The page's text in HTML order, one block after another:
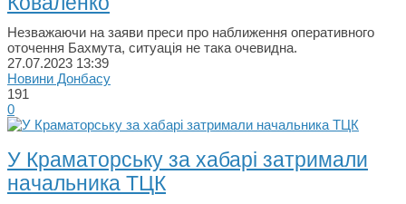
Незважаючи на заяви преси про наближення оперативного
оточення Бахмута, ситуація не така очевидна.
27.07.2023 13:39
Новини Донбасу
191
0
У Краматорську за хабарі затримали
начальника ТЦК